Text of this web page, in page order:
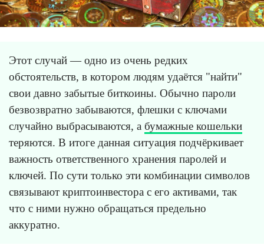
Этот случай — одно из очень редких
обстоятельств, в котором людям удаётся "найти"
свои давно забытые биткоины. Обычно пароли
безвозвратно забываются, флешки с ключами
случайно выбрасываются, а бумажные кошельки
теряются. В итоге данная ситуация подчёркивает
важность ответственного хранения паролей и
ключей. По сути только эти комбинации символов
связывают криптоинвестора с его активами, так
что с ними нужно обращаться предельно
аккуратно.